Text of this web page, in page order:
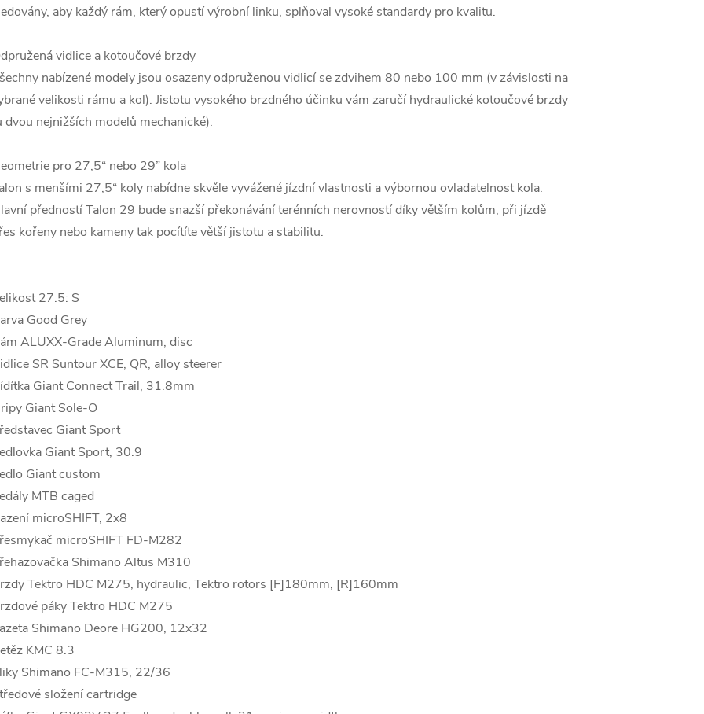
aby každý rám, který opustí výrobní linku, splňoval vysoké standardy pro kvalitu.
vidlice a kotoučové brzdy
nabízené modely jsou osazeny odpruženou vidlicí se zdvihem 80 nebo 100 mm (v závislosti na
velikosti rámu a kol). Jistotu vysokého brzdného účinku vám zaručí hydraulické kotoučové brzdy
dvou nejnižších modelů mechanické).
pro 27,5“ nebo 29” kola
s menšími 27,5“ koly nabídne skvěle vyvážené jízdní vlastnosti a výbornou ovladatelnost kola.
předností Talon 29 bude snazší překonávání terénních nerovností díky větším kolům, při jízdě
kořeny nebo kameny tak pocítíte větší jistotu a stabilitu.
27.5: S
Good Grey
ALUXX-Grade Aluminum, disc
SR Suntour XCE, QR, alloy steerer
Giant Connect Trail, 31.8mm
Giant Sole-O
Giant Sport
Giant Sport, 30.9
Giant custom
MTB caged
microSHIFT, 2x8
microSHIFT FD-M282
Shimano Altus M310
Tektro HDC M275, hydraulic, Tektro rotors [F]180mm, [R]160mm
páky Tektro HDC M275
Shimano Deore HG200, 12x32
KMC 8.3
Shimano FC-M315, 22/36
složení cartridge